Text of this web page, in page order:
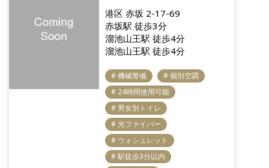
港区 赤坂 2-17-69
赤坂駅 徒歩3分
溜池山王駅 徒歩4分
溜池山王駅 徒歩4分
# 機械警備
# 個別空調
# 24時間使用可能
# 男女別トイレ
# 光ファイバー
# ウォシュレット
# 駅徒歩3分以内